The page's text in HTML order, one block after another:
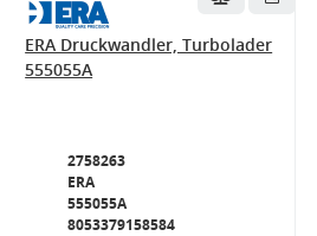
ERA Druckwandler, Turbolader
555055A
2758263
ERA
555055A
8053379158584